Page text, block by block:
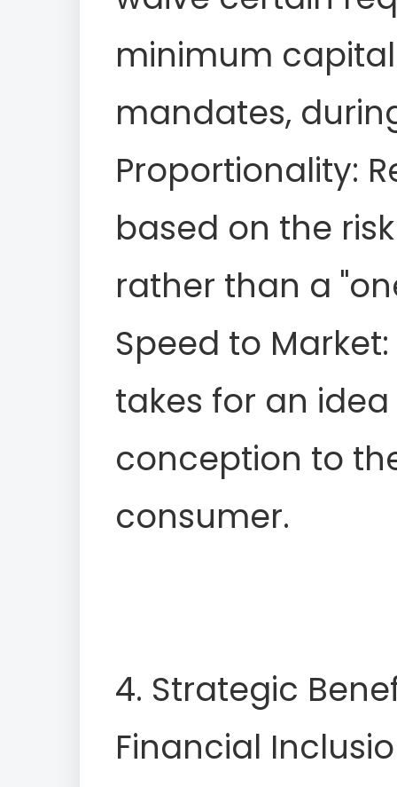
minimum
mandates,
Proportionality:
based on the
rather than a
Speed to
takes for an
conception to
consumer.
4. Strategic
Financial